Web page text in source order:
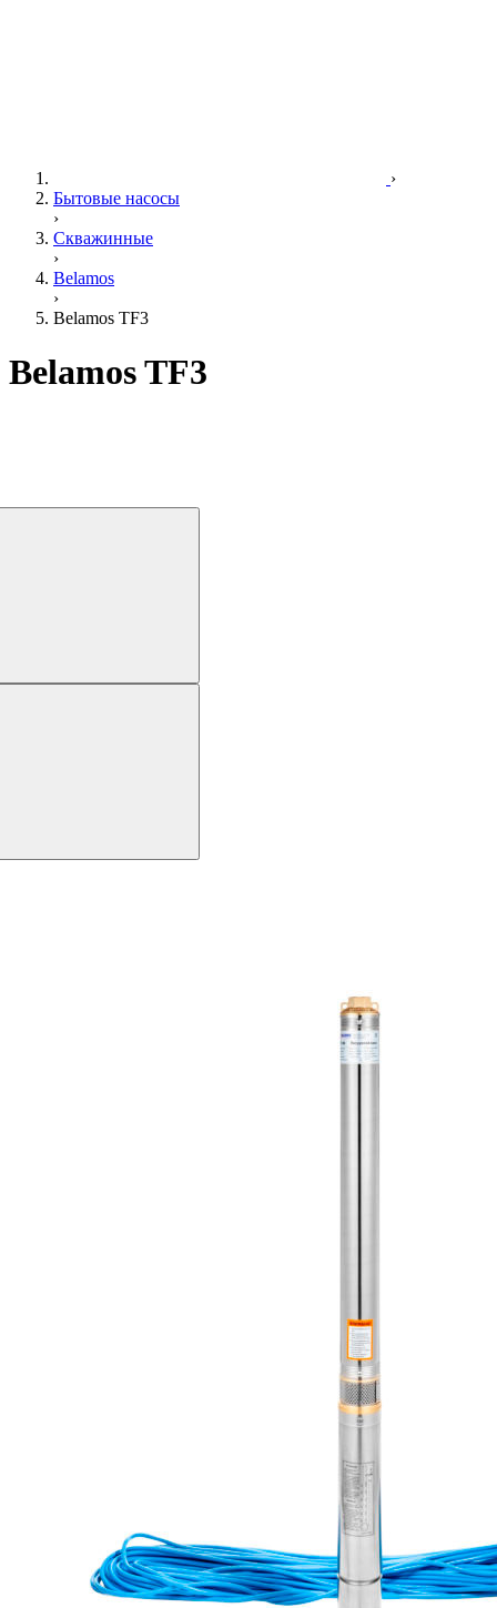
›
Бытовые насосы
›
Скважинные
›
Belamos
›
Belamos TF3
Belamos TF3